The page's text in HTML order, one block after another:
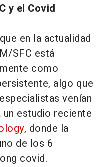
y el Covid
en la actualidad
SFC está
como
algo que
venían
un estudio reciente
, donde la
de los 6
covid.